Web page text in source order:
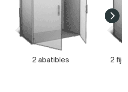
2 abatibles 2